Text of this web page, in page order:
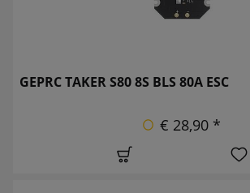
GEPRC TAKER S80 8S BLS 80A ESC
€ 28,90 *